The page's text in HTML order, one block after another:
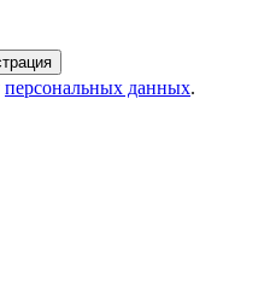
персональных данных.